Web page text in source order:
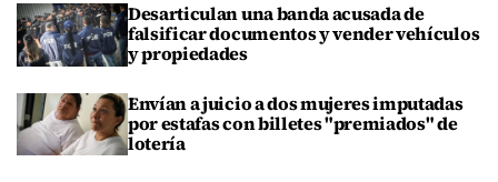
Desarticulan una banda acusada de
falsificar documentos y vender vehículos
y propiedades
Envían a juicio a dos mujeres imputadas
por estafas con billetes "premiados" de
lotería